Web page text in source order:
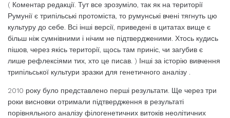
( Коментар редакції. Тут все зрозуміло, так як на території
Румунії є трипільські протоміста, то румунські вчені тягнуть цю
культуру до себе. Всі інші версії, приведені в цитатах вище є
більш ніж сумнівними і нічим не підтвердженими. Хтось кудись
пішов, через якісь території, щось там приніс, чи загубив є
лише рефлексіями тих, хто це писав. ) Інші за історію вивчення
трипільської культури зразки для генетичного аналізу .
2010 року було представлено перші результати. Ще через три
роки висновки отримали підтвердження в результаті
порівняльного аналізу філогенетичних витоків неолітичних